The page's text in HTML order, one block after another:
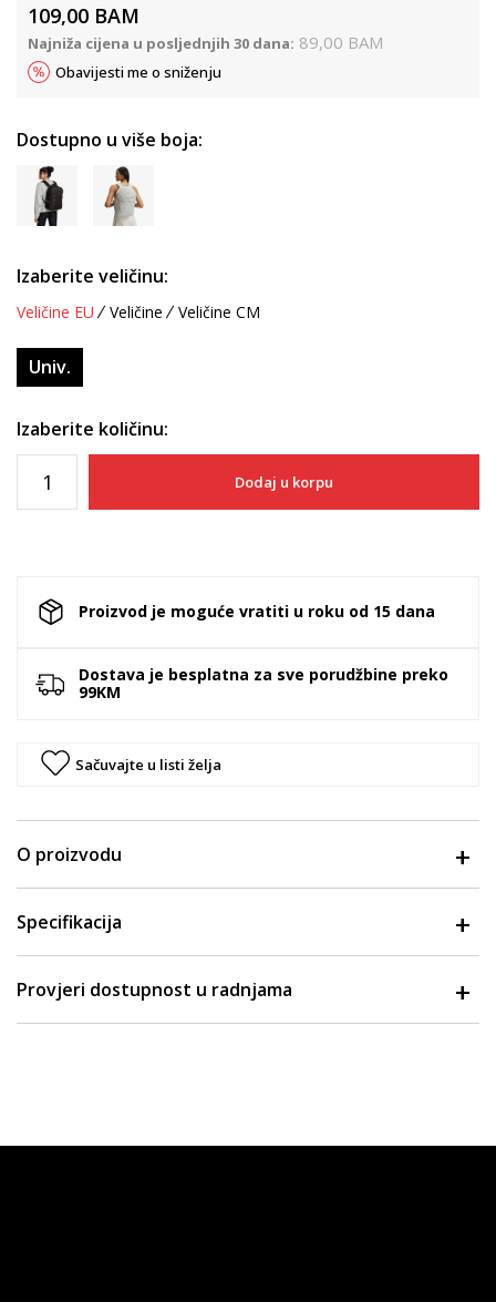
109,00 BAM
Najniža cijena u posljednjih 30 dana: 89,00 BAM
Obavijesti me o sniženju
Dostupno u više boja:
Izaberite veličinu:
Veličine EU Veličine Veličine CM
Univ.
Izaberite količinu:
Dodaj u korpu
Proizvod je moguće vratiti u roku od 15 dana
Dostava je besplatna za sve porudžbine preko
99KM
Sačuvajte u listi želja
O proizvodu
Specifikacija
Provjeri dostupnost u radnjama